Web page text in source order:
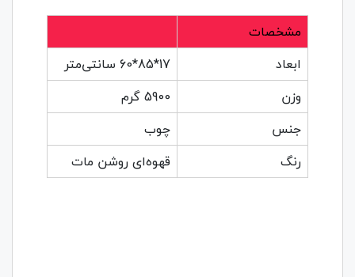
مشخصات
ابعاد
17*85*60 سانتی‌متر
وزن
5900 گرم
جنس
چوب
رنگ
قهوه‌ای روشن مات